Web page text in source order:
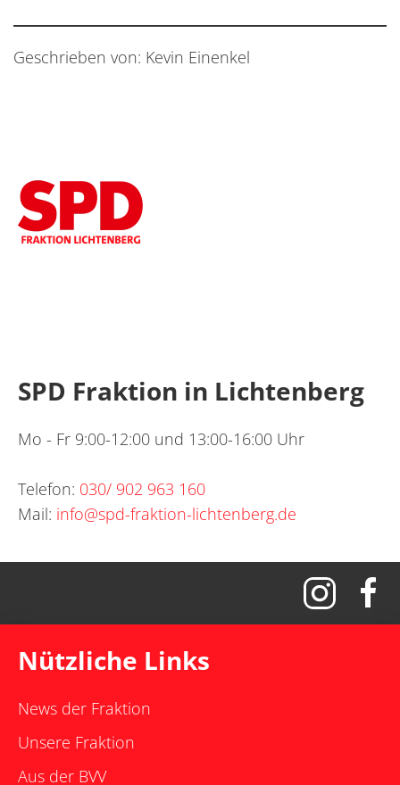
Geschrieben von: Kevin Einenkel
SPD Fraktion in Lichtenberg
Mo - Fr 9:00-12:00 und 13:00-16:00 Uhr
Telefon: 030/ 902 963 160
Mail: info@spd-fraktion-lichtenberg.de
Nützliche Links
News der Fraktion
Unsere Fraktion
Aus der BVV